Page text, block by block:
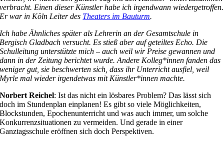
verbracht. Einen dieser Künstler habe ich irgendwann wiedergetroffen.
Er war in Köln Leiter des Theaters im Bauturm.
Ich habe Ähnliches später als Lehrerin an der Gesamtschule in
Bergisch Gladbach versucht. Es stieß aber auf geteiltes Echo. Die
Schulleitung unterstützte mich – auch weil wir Preise gewannen und
dann in der Zeitung berichtet wurde. Andere Kolleg*innen fanden das
weniger gut, sie beschwerten sich, dass ihr Unterricht ausfiel, weil
Myrle mal wieder irgendetwas mit Künstler*innen machte.
Norbert Reichel: Ist das nicht ein lösbares Problem? Das lässt sich
doch im Stundenplan einplanen! Es gibt so viele Möglichkeiten,
Blockstunden, Epochenunterricht und was auch immer, um solche
Konkurrenzsituationen zu vermeiden. Und gerade in einer
Ganztagsschule eröffnen sich doch Perspektiven.